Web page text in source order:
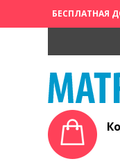
БЕСПЛАТНАЯ